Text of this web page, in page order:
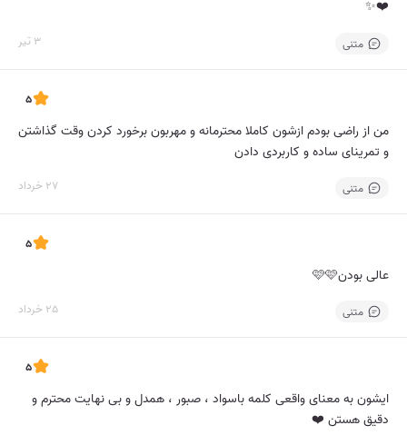
❤️✨️
متنی 3 تیر
5
من از راضی بودم ازشون کاملا محترمانه و مهربون برخورد کردن وقت گذاشتن
و تمرینای ساده و کاربردی دادن
متنی 27 خرداد
5
عالی بودن🩷🩷
متنی 25 خرداد
5
ایشون به معنای واقعی کلمه باسواد ، صبور ، همدل و بی نهایت محترم و
دقیق هستن ❤️